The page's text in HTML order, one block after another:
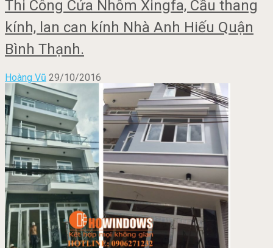
Thi Công Cửa Nhôm Xingfa, Cầu thang
kính, lan can kính Nhà Anh Hiếu Quận
Bình Thạnh.
Hoàng Vũ 29/10/2016